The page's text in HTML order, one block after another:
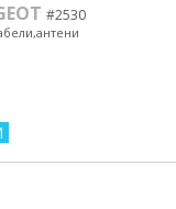
#2530